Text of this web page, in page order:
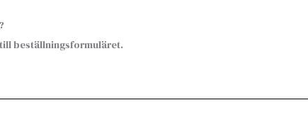
beställningsformuläret.